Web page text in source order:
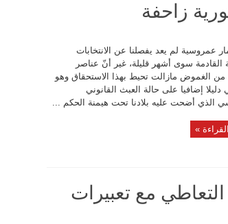
زاحفة
عمروسية لم يعد يفصلنا عن الانتخابات
القادمة سوى أشهر قليلة، غير أنّ عناصر
من الغموض مازالت تحيط بهذا الاستحقاق وهو
إضافيا على حالة العبث القانوني
الذي أضحت عليه بلادنا تحت هيمنة الحكم ...
»
مع تعبيرات